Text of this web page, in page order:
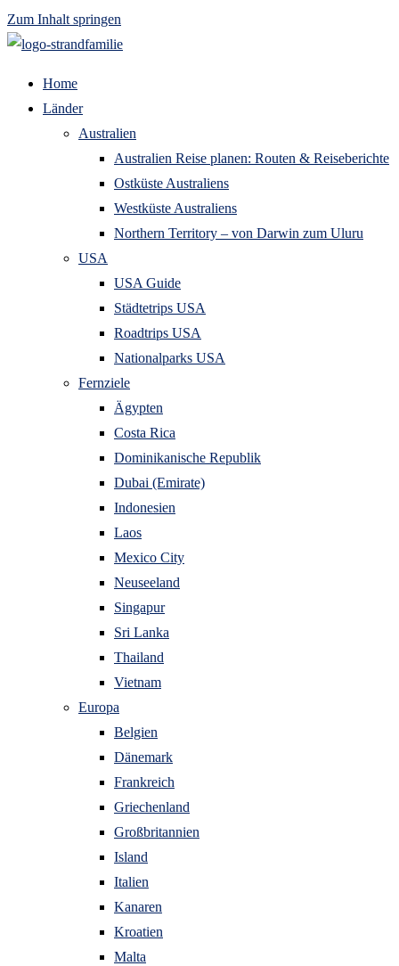
Zum Inhalt springen
Home
Länder
Australien
Australien Reise planen: Routen & Reiseberichte
Ostküste Australiens
Westküste Australiens
Northern Territory – von Darwin zum Uluru
USA
USA Guide
Städtetrips USA
Roadtrips USA
Nationalparks USA
Fernziele
Ägypten
Costa Rica
Dominikanische Republik
Dubai (Emirate)
Indonesien
Laos
Mexico City
Neuseeland
Singapur
Sri Lanka
Thailand
Vietnam
Europa
Belgien
Dänemark
Frankreich
Griechenland
Großbritannien
Island
Italien
Kanaren
Kroatien
Malta